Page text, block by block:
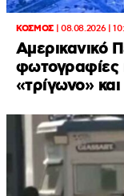
ΚΟΣΜΟΣ| 08.08.2026 |
Αμερικανικό
φωτογραφίες
«τρίγωνο»